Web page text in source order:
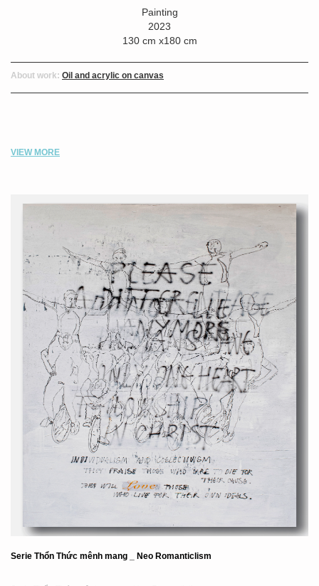
Painting
2023
130 cm x180 cm
About work: Oil and acrylic on canvas
VIEW MORE
Serie Thổn Thức mênh mang _ Neo Romanticlism